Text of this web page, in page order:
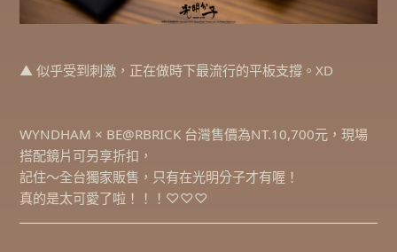
▲ 似乎受到刺激，正在做時下最流行的平板支撐。XD
WYNDHAM × BE@RBRICK 台灣售價為NT.10,700元，現場
搭配鏡片可另享折扣，
記住～全台獨家販售，只有在光明分子才有喔！
真的是太可愛了啦！！！♡♡♡